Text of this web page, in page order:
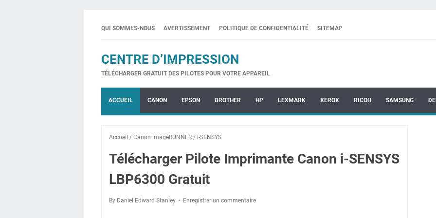
QUI SOMMES-NOUS AVERTISSEMENT POLITIQUE DE CONFIDENTIALITÉ SITEMAP
CENTRE D’IMPRESSION
TÉLÉCHARGER GRATUIT DES PILOTES POUR VOTRE APPAREIL
ACCUEIL CANON EPSON BROTHER HP LEXMARK XEROX RICOH SAMSUNG
Accueil / Canon imageRUNNER / i-SENSYS
Télécharger Pilote Imprimante Canon i-SENSYS
LBP6300 Gratuit
By Daniel Edward Stanley Enregistrer un commentaire